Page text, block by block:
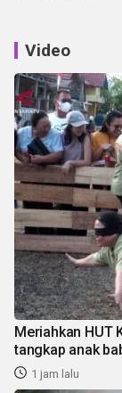
Video
Meriahkan HUT
tangkap anak
1 jam lalu